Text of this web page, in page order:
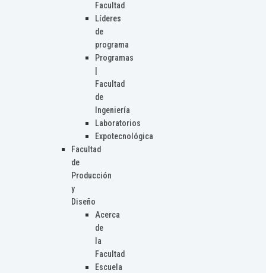
Facultad
Líderes
de
programa
Programas
Facultad
de
Ingeniería
Laboratorios
Expotecnológica
Facultad
de
Producción
y
Diseño
Acerca
de
la
Facultad
Escuela